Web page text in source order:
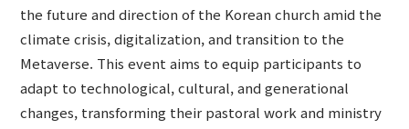
the future and direction of the Korean church amid the
climate crisis, digitalization, and transition to the
Metaverse. This event aims to equip participants to
adapt to technological, cultural, and generational
changes, transforming their pastoral work and ministry